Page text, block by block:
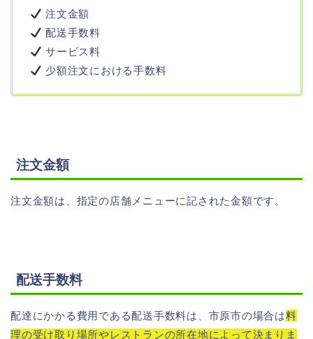
注文金額
配送手数料
サービス料
少額注文における手数料
注文金額
注文金額は、指定の店舗メニューに記された金額です。
配送手数料
配達にかかる費用である配送手数料は、市原市の場合は料
理の受け取り場所やレストランの所在地によって決まりま